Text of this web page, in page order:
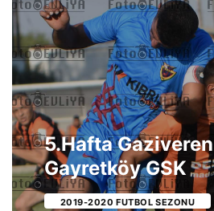
5.Hafta
Gayretköy GSK
2019-2020 FUTBOL SEZONU